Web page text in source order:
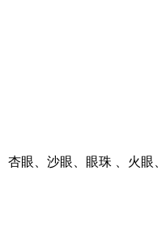
眼、沙眼、眼珠 、火